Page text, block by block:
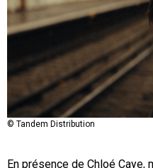
© Tandem Distribution
En présence de Chloé